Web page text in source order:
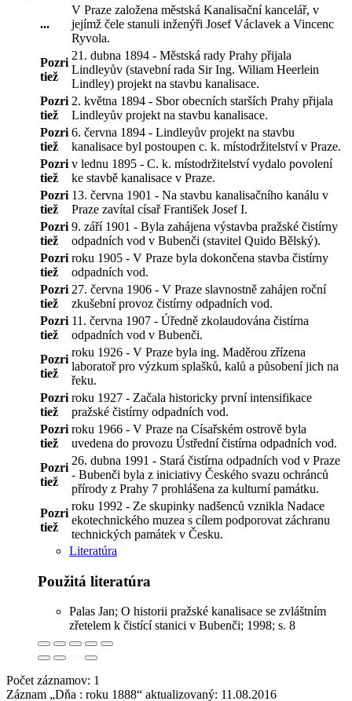
...
V Praze založena městská Kanalisační kancelář, v
jejímž čele stanuli inženýři Josef Václavek a Vincenc
Ryvola.
Pozri
tiež
21. dubna 1894 - Městská rady Prahy přijala
Lindleyův (stavební rada Sir Ing. Wiliam Heerlein
Lindley) projekt na stavbu kanalisace.
Pozri
tiež
2. května 1894 - Sbor obecních starších Prahy přijala
Lindleyův projekt na stavbu kanalisace.
Pozri
tiež
6. června 1894 - Lindleyův projekt na stavbu
kanalisace byl postoupen c. k. místodržitelství v Praze.
Pozri
tiež
v lednu 1895 - C. k. místodržitelství vydalo povolení
ke stavbě kanalisace v Praze.
Pozri
tiež
13. června 1901 - Na stavbu kanalisačního kanálu v
Praze zavítal císař František Josef I.
Pozri
tiež
9. září 1901 - Byla zahájena výstavba pražské čistírny
odpadních vod v Bubenči (stavitel Quido Bělský).
Pozri
tiež
roku 1905 - V Praze byla dokončena stavba čistírny
odpadních vod.
Pozri
tiež
27. června 1906 - V Praze slavnostně zahájen roční
zkušební provoz čistírny odpadních vod.
Pozri
tiež
11. června 1907 - Úředně zkolaudována čistírna
odpadních vod v Bubenči.
Pozri
tiež
roku 1926 - V Praze byla ing. Maděrou zřízena
laboratoř pro výzkum splašků, kalů a působení jich na
řeku.
Pozri
tiež
roku 1927 - Začala historicky první intensifikace
pražské čistírny odpadních vod.
Pozri
tiež
roku 1966 - V Praze na Císařském ostrově byla
uvedena do provozu Ústřední čistírna odpadních vod.
Pozri
tiež
26. dubna 1991 - Stará čistírna odpadních vod v Praze
- Bubenči byla z iniciativy Českého svazu ochránců
přírody z Prahy 7 prohlášena za kulturní památku.
Pozri
tiež
roku 1992 - Ze skupinky nadšenců vznikla Nadace
ekotechnického muzea s cílem podporovat záchranu
technických památek v Česku.
Literatúra
Použitá literatúra
Palas Jan; O historii pražské kanalisace se zvláštním
zřetelem k čistící stanici v Bubenči; 1998; s. 8
Počet záznamov: 1
Záznam „Dňa : roku 1888“ aktualizovaný: 11.08.2016